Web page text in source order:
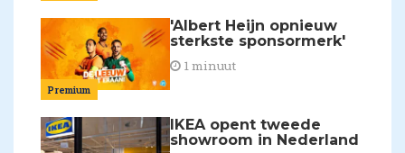
Premium
'Albert Heijn opnieuw
sterkste sponsormerk'
1 minuut
IKEA opent tweede
showroom in Nederland